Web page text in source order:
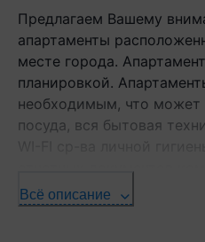
Предлагаем Вашему
апартаменты
месте города.
планировкой.
необходимым, что может
посуда, вся бытовая
Всё описание